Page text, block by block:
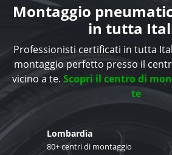
Montaggio
in tutta
Professionisti certificati in tutta
montaggio perfetto presso il
vicino a te. Scopri il centro di
te
Lombardia
80+ centri di montaggio